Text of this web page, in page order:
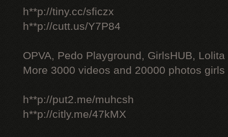
h**p://tiny.cc/sficzx
h**p://cutt.us/Y7P84
OPVA, Pedo Playground, GirlsHUB, Lolita
More 3000 videos and 20000 photos
h**p://put2.me/muhcsh
h**p://citly.me/47kMX